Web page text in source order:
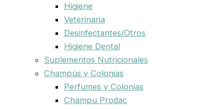
Higiene
Veterinaria
Desinfectantes/Otros
Higiene Dental
Suplementos Nutricionales
Champús y Colonias
Perfumes y Colonias
Champu Prodac